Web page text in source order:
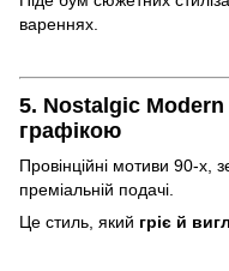
вареннях.
5. Nostalgic
графікою
Провінційні мотиви 90-х,
преміальній подачі.
Це стиль, який гріє й